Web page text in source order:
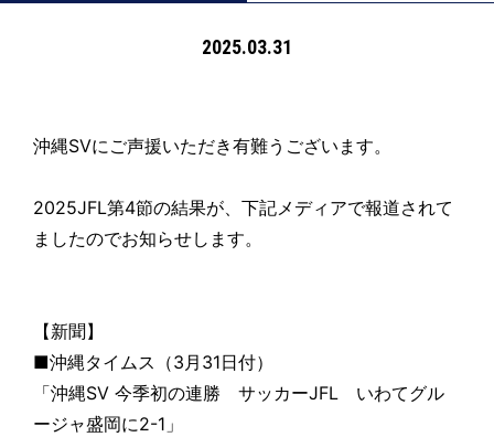
2025.03.31
沖縄SVにご声援いただき有難うございます。
2025JFL第4節の結果が、下記メディアで報道されて
ましたのでお知らせします。
【新聞】
■沖縄タイムス（3月31日付）
「沖縄SV 今季初の連勝 サッカーJFL いわてグル
ージャ盛岡に2-1」